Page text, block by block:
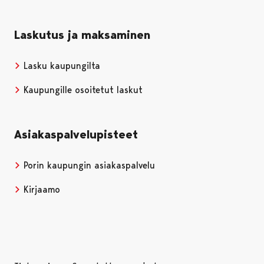
Laskutus ja maksaminen
Lasku kaupungilta
Kaupungille osoitetut laskut
Asiakaspalvelupisteet
Porin kaupungin asiakaspalvelu
Kirjaamo